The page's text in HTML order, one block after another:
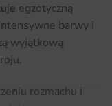
egzotyczną
barwy i
wyjątkową
rozmachu i